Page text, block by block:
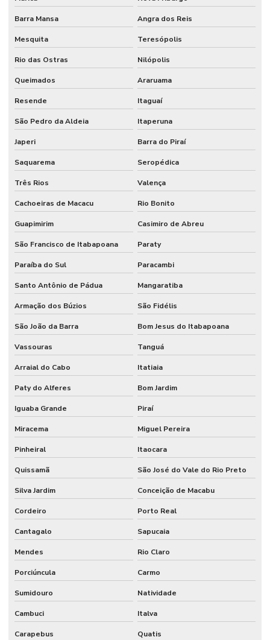
Barra Mansa Angra dos Reis
Mesquita Teresópolis
Rio das Ostras Nilópolis
Queimados Araruama
Resende Itaguaí
São Pedro da Aldeia Itaperuna
Japeri Barra do Piraí
Saquarema Seropédica
Três Rios Valença
Cachoeiras de Macacu Rio Bonito
Guapimirim Casimiro de Abreu
São Francisco de Itabapoana Paraty
Paraíba do Sul Paracambi
Santo Antônio de Pádua Mangaratiba
Armação dos Búzios São Fidélis
São João da Barra Bom Jesus do Itabapoana
Vassouras Tanguá
Arraial do Cabo Itatiaia
Paty do Alferes Bom Jardim
Iguaba Grande Piraí
Miracema Miguel Pereira
Pinheiral Itaocara
Quissamã São José do Vale do Rio Preto
Silva Jardim Conceição de Macabu
Cordeiro Porto Real
Cantagalo Sapucaia
Mendes Rio Claro
Porciúncula Carmo
Sumidouro Natividade
Cambuci Italva
Carapebus Quatis